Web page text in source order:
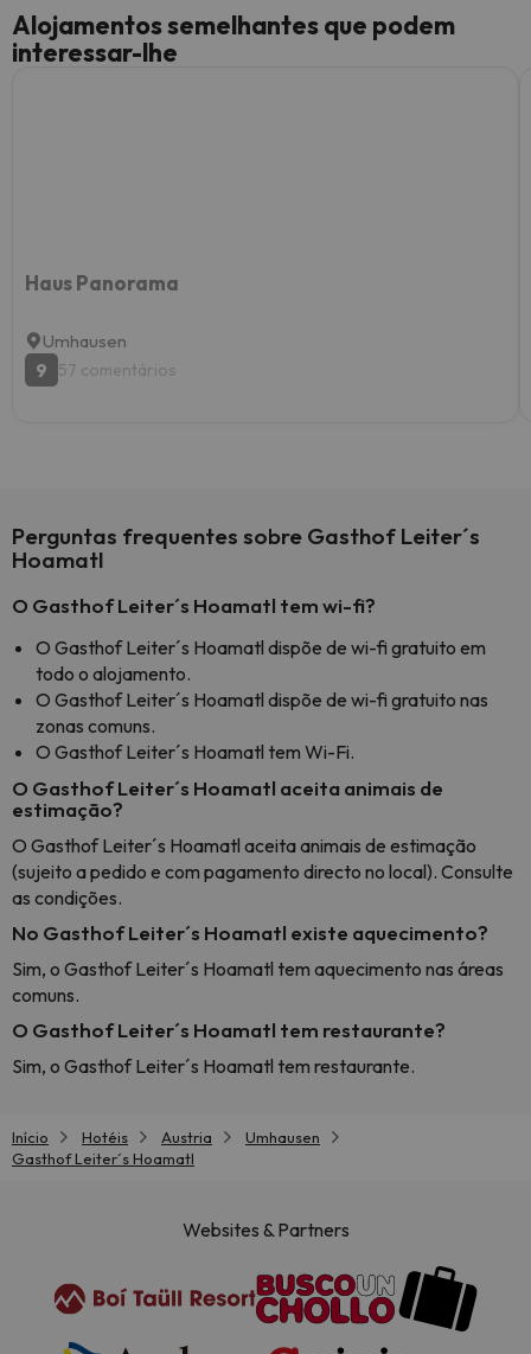
Alojamentos semelhantes que podem
interessar-lhe
Haus Panorama
Umhausen
9
57 comentários
Perguntas frequentes sobre Gasthof Leiter´s
Hoamatl
O Gasthof Leiter´s Hoamatl tem wi-fi?
O Gasthof Leiter´s Hoamatl dispõe de wi-fi gratuito em
todo o alojamento.
O Gasthof Leiter´s Hoamatl dispõe de wi-fi gratuito nas
zonas comuns.
O Gasthof Leiter´s Hoamatl tem Wi-Fi.
O Gasthof Leiter´s Hoamatl aceita animais de
estimação?
O Gasthof Leiter´s Hoamatl aceita animais de estimação
(sujeito a pedido e com pagamento directo no local). Consulte
as condições.
No Gasthof Leiter´s Hoamatl existe aquecimento?
Sim, o Gasthof Leiter´s Hoamatl tem aquecimento nas áreas
comuns.
O Gasthof Leiter´s Hoamatl tem restaurante?
Sim, o Gasthof Leiter´s Hoamatl tem restaurante.
Início Hotéis Austria
Umhausen
Gasthof Leiter´s Hoamatl
Websites & Partners